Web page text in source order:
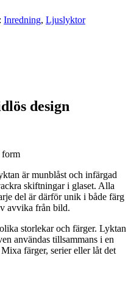
Inredning, Ljuslyktor
design
form
är munblåst och infärgad
skiftningar i glaset. Alla
del är därför unik i både färg
avvika från bild.
storlekar och färger. Lyktan
användas tillsammans i en
färger, serier eller låt det